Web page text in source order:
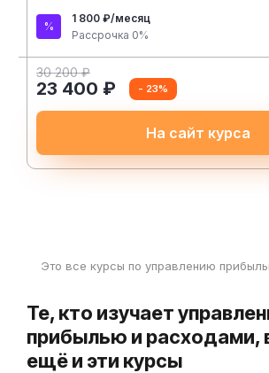
1 800 ₽/месяц
Рассрочка 0%
30 200 ₽
23 400 ₽ - 23%
На сайт курса
Это все курсы по управлению
Те, кто изучает
прибылью и расходами,
ещё и эти курсы